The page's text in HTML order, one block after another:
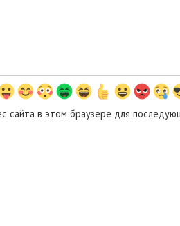
сайта в этом браузере для